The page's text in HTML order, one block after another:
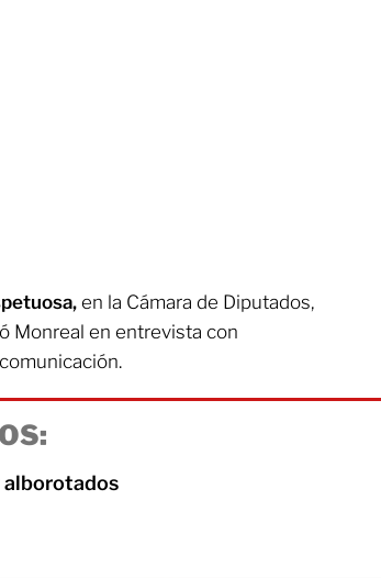
en la Cámara de Diputados,
Monreal en entrevista con
alborotados